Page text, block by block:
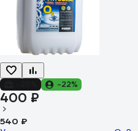
-22%
400 ₽
540 ₽